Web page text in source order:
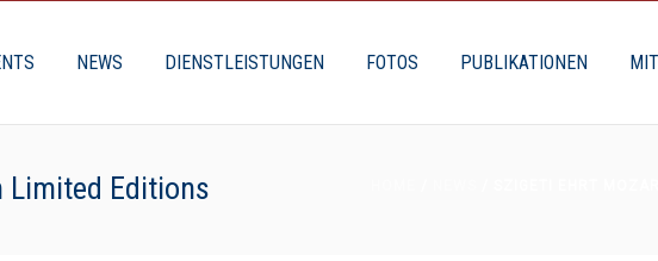
NEWS DIENSTLEISTUNGEN FOTOS PUBLIKATIONEN
Limited Editions